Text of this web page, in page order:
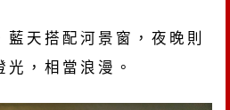
藍天搭配河景窗，夜晚則
，相當浪漫。